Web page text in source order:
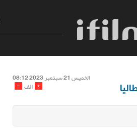
الخمیس 21 سبتمبر 2023 08:12
- الف +